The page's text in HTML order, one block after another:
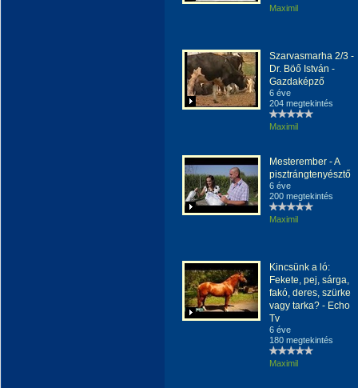
Maximil
Szarvasmarha 2/3 -
Dr. Böő István -
Gazdaképző
6 éve
204 megtekintés
Maximil
Mesterember - A
pisztrángtenyésztő
6 éve
200 megtekintés
Maximil
Kincsünk a ló:
Fekete, pej, sárga,
fakó, deres, szürke
vagy tarka? - Echo
Tv
6 éve
180 megtekintés
Maximil